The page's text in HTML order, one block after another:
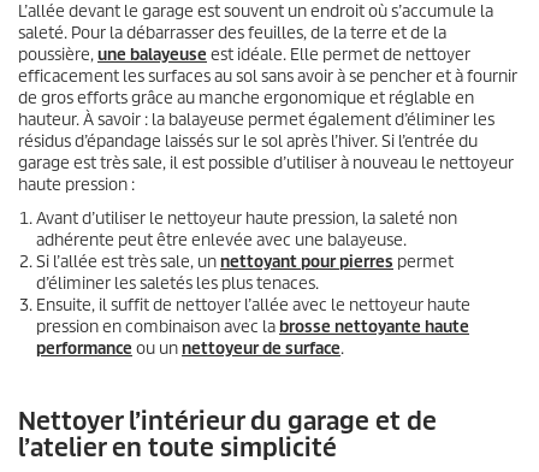
L’allée devant le garage est souvent un endroit où s’accumule la
saleté. Pour la débarrasser des feuilles, de la terre et de la
poussière,une balayeuse est idéale. Elle permet de nettoyer
efficacement les surfaces au sol sans avoir à se pencher et à fournir
de gros efforts grâce au manche ergonomique et réglable en
hauteur. À savoir : la balayeuse permet également d’éliminer les
résidus d’épandage laissés sur le sol après l’hiver. Si l’entrée du
garage est très sale, il est possible d’utiliser à nouveau le nettoyeur
haute pression :
Avant d’utiliser le nettoyeur haute pression, la saleté non
adhérente peut être enlevée avec une balayeuse.
Si l’allée est très sale, unnettoyant pour pierres permet
d’éliminer les saletés les plus tenaces.
Ensuite, il suffit de nettoyer l’allée avec le nettoyeur haute
pression en combinaison avec labrosse nettoyante haute
performance ou unnettoyeur de surface.
Nettoyer l’intérieur du garage et de
l’atelier en toute simplicité